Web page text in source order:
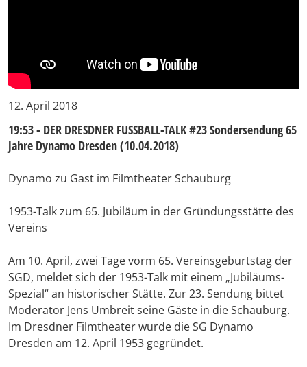
12. April 2018
19:53 - DER DRESDNER FUSSBALL-TALK #23 Sondersendung 65
Jahre Dynamo Dresden (10.04.2018)
Dynamo zu Gast im Filmtheater Schauburg
1953-Talk zum 65. Jubiläum in der Gründungsstätte des
Vereins
Am 10. April, zwei Tage vorm 65. Vereinsgeburtstag der
SGD, meldet sich der 1953-Talk mit einem „Jubiläums-
Spezial“ an historischer Stätte. Zur 23. Sendung bittet
Moderator Jens Umbreit seine Gäste in die Schauburg.
Im Dresdner Filmtheater wurde die SG Dynamo
Dresden am 12. April 1953 gegründet.